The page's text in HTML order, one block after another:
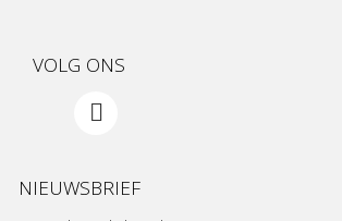
VOLG ONS
NIEUWSBRIEF